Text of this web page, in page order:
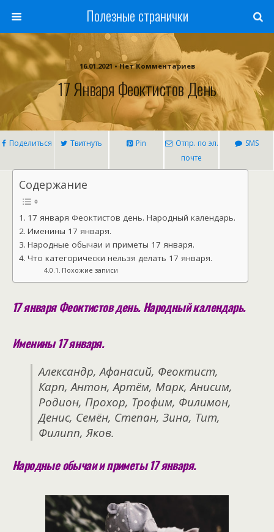
Полезные странички
16.01.2021 • Нет Комментариев
17 Января Феоктистов День
Поделиться Твитнуть Pin
Отпр. по эл.
почте
SMS
Содержание
17 января Феоктистов день. Народный календарь.
Именины 17 января.
Народные обычаи и приметы 17 января.
Что категорически нельзя делать 17 января.
Похожие записи
17 января Феоктистов день. Народный календарь.
Именины 17 января.
Александр, Афанасий, Феоктист,
Карп, Антон, Артём, Марк, Анисим,
Родион, Прохор, Трофим, Филимон,
Денис, Семён, Степан, Зина, Тит,
Филипп, Яков.
Народные обычаи и приметы 17 января.